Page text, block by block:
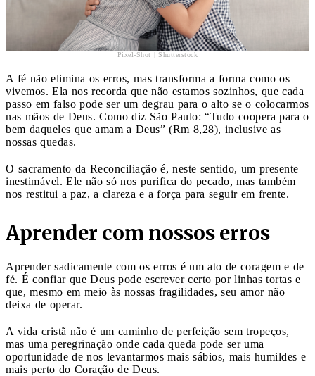
Pixel-Shot | Shutterstock
A fé não elimina os erros, mas transforma a forma como os
vivemos. Ela nos recorda que não estamos sozinhos, que cada
passo em falso pode ser um degrau para o alto se o colocarmos
nas mãos de Deus. Como diz São Paulo: “Tudo coopera para o
bem daqueles que amam a Deus” (Rm 8,28), inclusive as
nossas quedas.
O sacramento da Reconciliação é, neste sentido, um presente
inestimável. Ele não só nos purifica do pecado, mas também
nos restitui a paz, a clareza e a força para seguir em frente.
Aprender com nossos erros
Aprender sadicamente com os erros é um ato de coragem e de
fé. É confiar que Deus pode escrever certo por linhas tortas e
que, mesmo em meio às nossas fragilidades, seu amor não
deixa de operar.
A vida cristã não é um caminho de perfeição sem tropeços,
mas uma peregrinação onde cada queda pode ser uma
oportunidade de nos levantarmos mais sábios, mais humildes e
mais perto do Coração de Deus.